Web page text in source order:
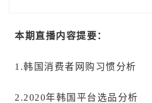
本期直播内容提要：
1.韩国消费者网购习惯分析
2.2020年韩国平台选品分析